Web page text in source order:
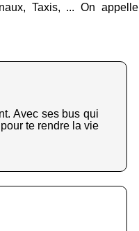
Taxis, ... On appelle
Avec ses bus qui
te rendre la vie